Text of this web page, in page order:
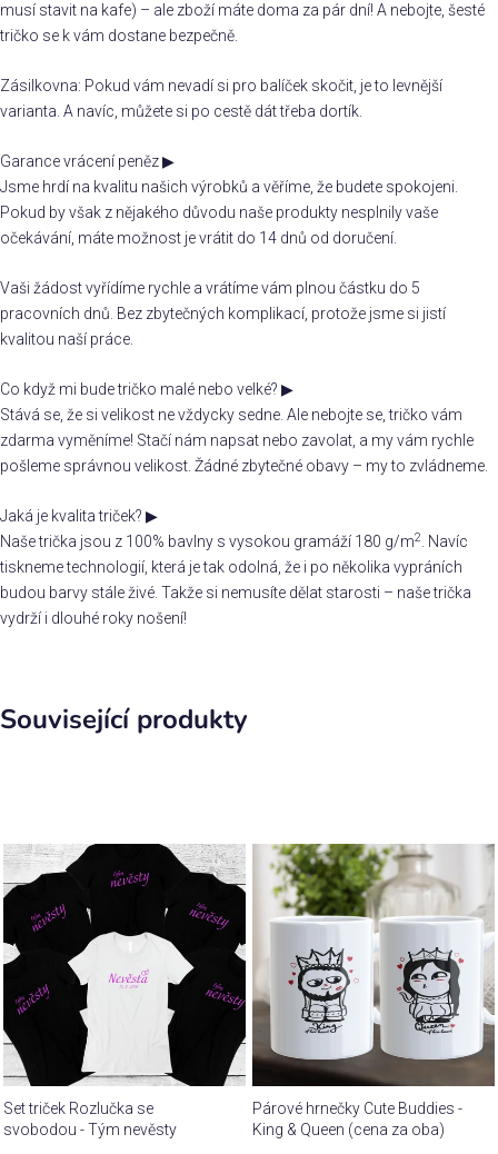
musí stavit na kafe) – ale zboží máte doma za pár dní! A nebojte, šesté
tričko se k vám dostane bezpečně.
Zásilkovna: Pokud vám nevadí si pro balíček skočit, je to levnější
varianta. A navíc, můžete si po cestě dát třeba dortík.
Garance vrácení peněz▶
Jsme hrdí na kvalitu našich výrobků a věříme, že budete spokojeni.
Pokud by však z nějakého důvodu naše produkty nesplnily vaše
očekávání, máte možnost je vrátit do 14 dnů od doručení.
Vaši žádost vyřídíme rychle a vrátíme vám plnou částku do 5
pracovních dnů. Bez zbytečných komplikací, protože jsme si jistí
kvalitou naší práce.
Co když mi bude tričko malé nebo velké? ▶
Stává se, že si velikost ne vždycky sedne. Ale nebojte se, tričko vám
zdarma vyměníme! Stačí nám napsat nebo zavolat, a my vám rychle
pošleme správnou velikost. Žádné zbytečné obavy – my to zvládneme.
Jaká je kvalita triček? ▶
Naše trička jsou z 100% bavlny s vysokou gramáží 180 g/m2. Navíc
tiskneme technologií, která je tak odolná, že i po několika vypráních
budou barvy stále živé. Takže si nemusíte dělat starosti – naše trička
vydrží i dlouhé roky nošení!
Související produkty
Set triček Rozlučka se
svobodou - Tým nevěsty
Párové hrnečky Cute Buddies -
King & Queen (cena za oba)